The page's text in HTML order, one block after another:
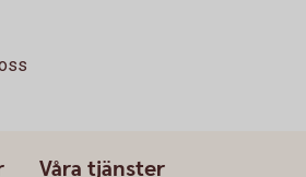
Våra tjänster